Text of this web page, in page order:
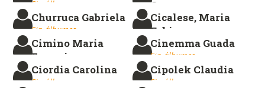
Sin álbumes.
Gustavo
Sin álbumes.
Churruca Gabriela
Sin álbumes.
Cicalese, Maria
Fabiana
Sin álbumes.
Cimino Maria
Eugenia
Sin álbumes.
Cinemma Guada
Sin álbumes.
Ciordia Carolina
Sin álbumes.
Cipolek Claudia
Sin álbumes.